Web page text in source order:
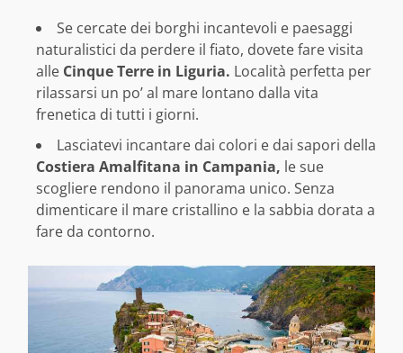
Se cercate dei borghi incantevoli e paesaggi
naturalistici da perdere il fiato, dovete fare visita
alle Cinque Terre in Liguria. Località perfetta per
rilassarsi un po’ al mare lontano dalla vita
frenetica di tutti i giorni.
Lasciatevi incantare dai colori e dai sapori della
Costiera Amalfitana in Campania, le sue
scogliere rendono il panorama unico. Senza
dimenticare il mare cristallino e la sabbia dorata a
fare da contorno.